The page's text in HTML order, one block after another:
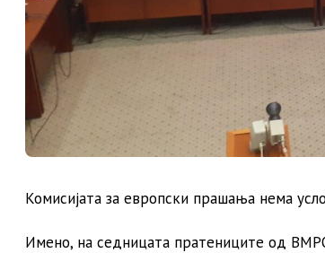
Комисијата за европски прашања нема
Имено, на седницата пратениците од